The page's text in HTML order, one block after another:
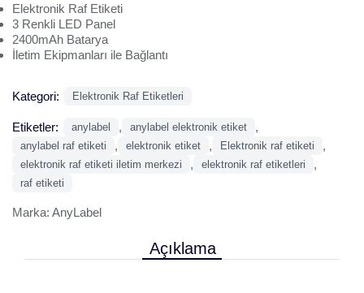
Elektronik Raf Etiketi
3 Renkli LED Panel
2400mAh Batarya
İletim Ekipmanları ile Bağlantı
Kategori: Elektronik Raf Etiketleri
Etiketler: anylabel , anylabel elektronik etiket ,
anylabel raf etiketi , elektronik etiket , Elektronik raf etiketi ,
elektronik raf etiketi iletim merkezi , elektronik raf etiketleri ,
raf etiketi
Marka: AnyLabel
Açıklama